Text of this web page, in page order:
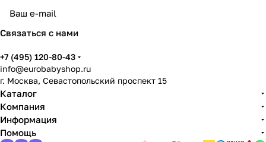
Связаться с нами
+7 (495) 120-80-43
info@eurobabyshop.ru
г. Москва, Севастопольский проспект 15
Каталог
Компания
Информация
Помощь